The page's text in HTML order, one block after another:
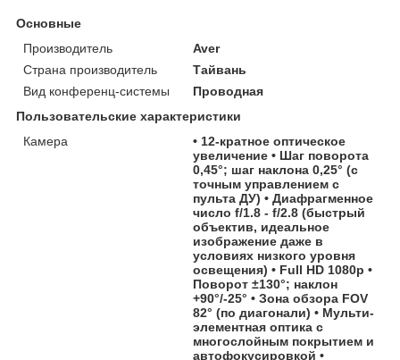
Основные
Производитель
Aver
Страна производитель
Тайвань
Вид конференц-системы
Проводная
Пользовательские характеристики
Камера
• 12-кратное оптическое
увеличение • Шаг поворота
0,45°; шаг наклона 0,25° (с
точным управлением с
пульта ДУ) • Диафрагменное
число f/1.8 - f/2.8 (быстрый
объектив, идеальное
изображение даже в
условиях низкого уровня
освещения) • Full HD 1080p •
Поворот ±130°; наклон
+90°/-25° • Зона обзора FOV
82° (по диагонали) • Мульти-
элементная оптика с
многослойным покрытием и
автофокусировкой •